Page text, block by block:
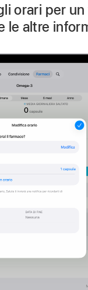
orari per
le altre